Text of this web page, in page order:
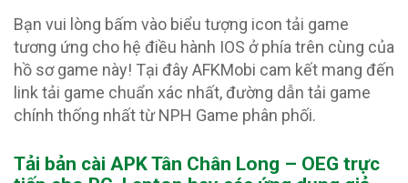
Bạn vui lòng bấm vào biểu tượng icon tải game
tương ứng cho hệ điều hành IOS ở phía trên cùng của
hồ sơ game này! Tại đây AFKMobi cam kết mang đến
link tải game chuẩn xác nhất, đường dẫn tải game
chính thống nhất từ NPH Game phân phối.
Tải bản cài APK Tân Chân Long – OEG trực